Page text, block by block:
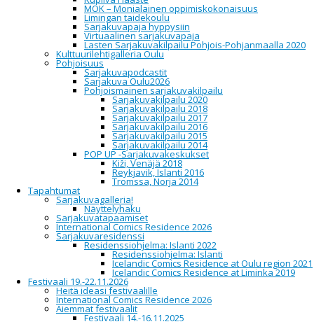
MOK – Monialainen oppimiskokonaisuus
Limingan taidekoulu
Sarjakuvapaja hyppysiin
Virtuaalinen sarjakuvapaja
Lasten Sarjakuvakilpailu Pohjois-Pohjanmaalla 2020
Kulttuurilehtigalleria Oulu
Pohjoisuus
Sarjakuvapodcastit
Sarjakuva Oulu2026
Pohjoismainen sarjakuvakilpailu
Sarjakuvakilpailu 2020
Sarjakuvakilpailu 2018
Sarjakuvakilpailu 2017
Sarjakuvakilpailu 2016
Sarjakuvakilpailu 2015
Sarjakuvakilpailu 2014
POP UP -Sarjakuvakeskukset
Kiži, Venäjä 2018
Reykjavik, Islanti 2016
Tromssa, Norja 2014
Tapahtumat
Sarjakuvagalleria!
Näyttelyhaku
Sarjakuvatapaamiset
International Comics Residence 2026
Sarjakuvaresidenssi
Residenssiohjelma: Islanti 2022
Residenssiohjelma: Islanti
Icelandic Comics Residence at Oulu region 2021
Icelandic Comics Residence at Liminka 2019
Festivaali 19.-22.11.2026
Heitä ideasi festivaalille
International Comics Residence 2026
Aiemmat festivaalit
Festivaali 14.-16.11.2025
18
kesä
2016
su
19
kesä
Oulun Sarjakuvakeskus
Kummaconissa
Pohjankartano, Suvantokatu 1, 90140 Oulu
Kummacon on 18.-19. kesäkuuta järjestettävä
kirjallisuus- ja populaarikulttuuritapahtuma.
Tapahtuma on pääsymaksuton, ikärajaton ja
päihteetön luento- sekä työpajamuotoinen con.
Kummacon järjestetään Pohjankartanon tiloissa.
Tapahtuman toteuttaa yhteistyökumppaneiden
avustuksella Studio Korppikela.
Vuoden teemana on historia. Edustettuna ovat
muun muassa länsimainen sekä japanilainen
sarjakuva, science fiction, pelit sekä cosplay.